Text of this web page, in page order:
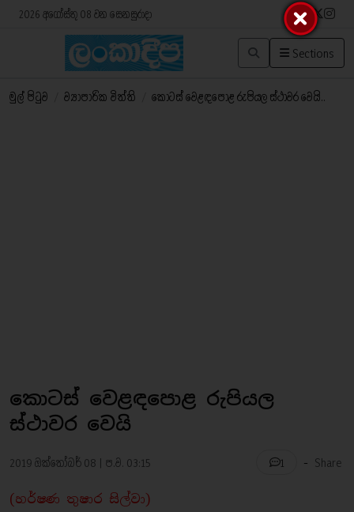
2026 අගෝස්තු 08 වන සෙනසුරාදා
Sections
මුල් පිටුව ව්‍යාපාරික විත්ති කොටස් වෙළඳපොළ රුපියල ස්ථාවර වෙයි..
කොටස් වෙළඳපොළ රුපියල
ස්ථාවර වෙයි
2019 ඔක්තෝබර් 08 | ප.ව. 03:15 1 - Share
(හර්ෂණ තුෂාර සිල්වා)